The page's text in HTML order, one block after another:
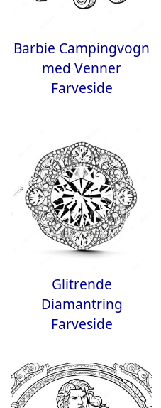
Barbie Campingvogn
med Venner
Farveside
Glitrende
Diamantring
Farveside